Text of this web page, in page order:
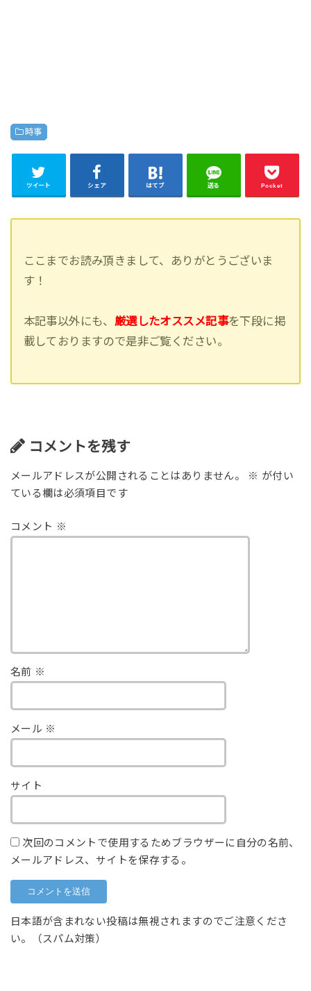
時事
ツイート シェア はてブ 送る Pocket
ここまでお読み頂きまして、ありがとうございま
す！
本記事以外にも、 厳選したオススメ記事を下段に掲
載しておりますので是非ご覧ください。
コメントを残す
メールアドレスが公開されることはありません。 ※ が付い
ている欄は必須項目です
コメント ※
名前 ※
メール ※
サイト
次回のコメントで使用するためブラウザーに自分の名前、
メールアドレス、サイトを保存する。
日本語が含まれない投稿は無視されますのでご注意くださ
い。（スパム対策）